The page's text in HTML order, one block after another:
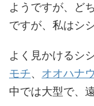
ようですが、ど
ですが、私はシ
よく見かけるシ
モチ、 オオハナ
中では大型で、